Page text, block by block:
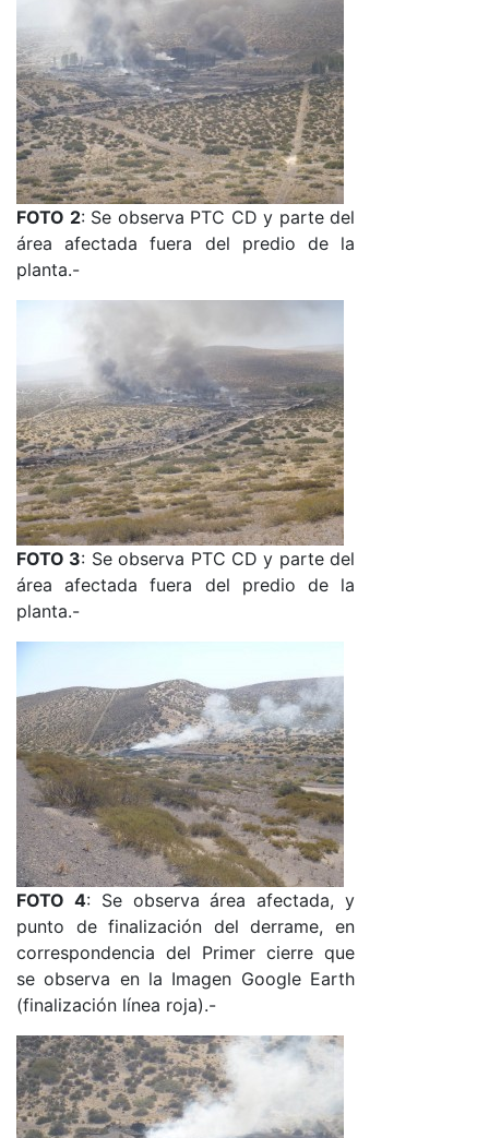
FOTO 2: Se observa PTC CD y parte del
área afectada fuera del predio de la
planta.-
FOTO 3: Se observa PTC CD y parte del
área afectada fuera del predio de la
planta.-
FOTO 4: Se observa área afectada, y
punto de finalización del derrame, en
correspondencia del Primer cierre que
se observa en la Imagen Google Earth
(finalización línea roja).-